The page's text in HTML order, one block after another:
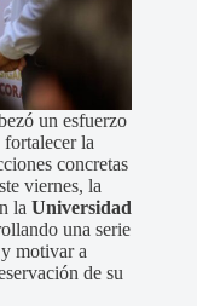
un esfuerzo
la
concretas
viernes, la
la Universidad
una serie
motivar a
de su